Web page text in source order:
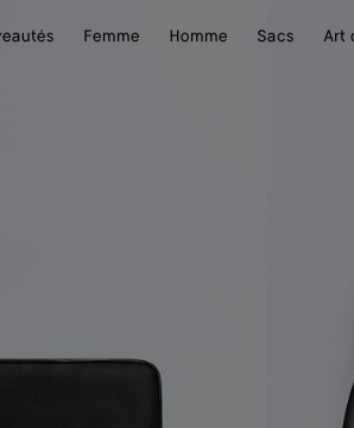
Femme Homme Sacs Art